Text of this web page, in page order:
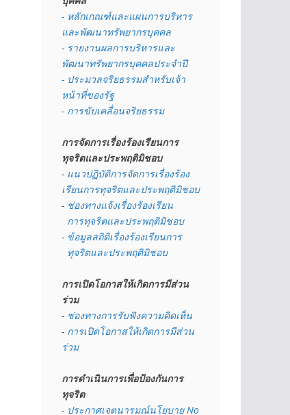
- หลักเกณฑ์และแผนการบริหาร
และพัฒนาทรัพยากรบุคคล
- รายงานผลการบริหารและ
พัฒนาทรัพยากรบุคคลประจำปี
- ประมวลจริยธรรมสำหรับเจ้า
หน้าที่ของรัฐ
- การขับเคลื่อนจริยธรรม
การจัดการเรื่องร้องเรียนการ
ทุจริตและประพฤติมิชอบ
- แนวปฏิบัติการจัดการเรื่องร้อง
เรียนการทุจริตและประพฤติมิชอบ
- ช่องทางแจ้งเรื่องร้องเรียน
  การทุจริตและประพฤติมิชอบ
- ข้อมูลสถิติเรื่องร้องเรียนการ
  ทุจริตและประพฤติมิชอบ
การเปิดโอกาสให้เกิดการมีส่วน
ร่วม
- ช่องทางการรับฟังความคิดเห็น
- การเปิดโอกาสให้เกิดการมีส่วน
ร่วม
การดำเนินการเพื่อป้องกันการ
ทุจริต
- ประกาศเจตนารมณ์นโยบาย No